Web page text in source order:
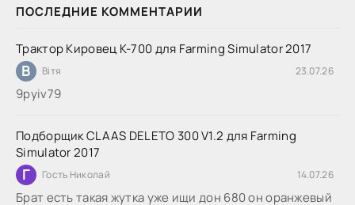
ПОСЛЕДНИЕ КОММЕНТАРИИ
Трактор Кировец К-700 для Farming Simulator 2017
В Вітя 23.07.26
9руіv79
Подборщик CLAAS DELETO 300 V1.2 для Farming
Simulator 2017
Г Гость Николай 14.07.26
Брат есть такая жутка уже ищи дон 680 он оранжевый